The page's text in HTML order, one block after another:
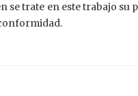
trate en este trabajo su